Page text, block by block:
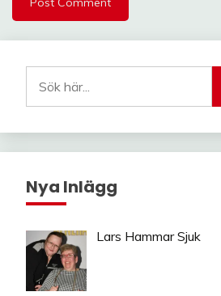
Nya Inlägg
Lars Hammar Sjuk